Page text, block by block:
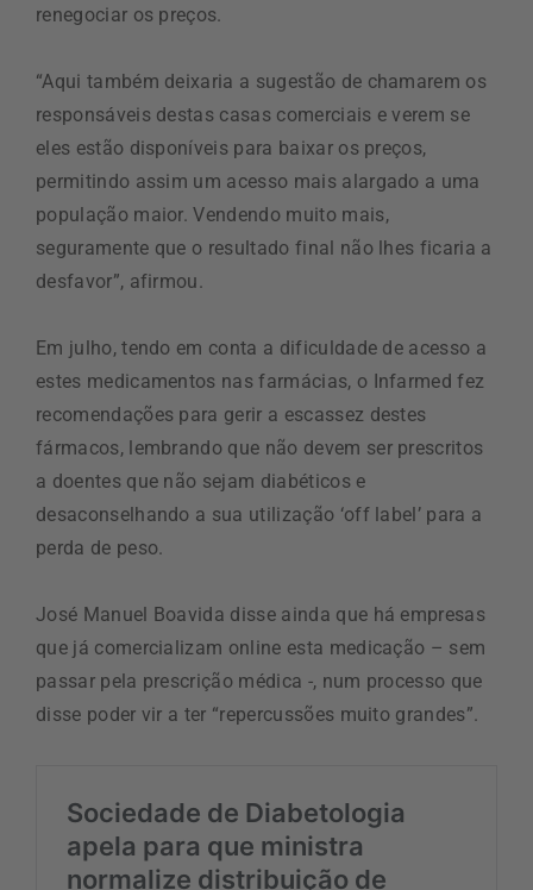
renegociar os preços.
“Aqui também deixaria a sugestão de chamarem os
responsáveis destas casas comerciais e verem se
eles estão disponíveis para baixar os preços,
permitindo assim um acesso mais alargado a uma
população maior. Vendendo muito mais,
seguramente que o resultado final não lhes ficaria a
desfavor”, afirmou.
Em julho, tendo em conta a dificuldade de acesso a
estes medicamentos nas farmácias, o Infarmed fez
recomendações para gerir a escassez destes
fármacos, lembrando que não devem ser prescritos
a doentes que não sejam diabéticos e
desaconselhando a sua utilização ‘off label’ para a
perda de peso.
José Manuel Boavida disse ainda que há empresas
que já comercializam online esta medicação – sem
passar pela prescrição médica -, num processo que
disse poder vir a ter “repercussões muito grandes”.